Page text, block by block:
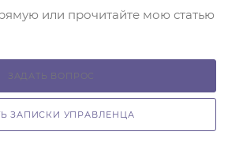
или прочитайте мою статью
ЗАДАТЬ ВОПРОС
ЗАПИСКИ УПРАВЛЕНЦА